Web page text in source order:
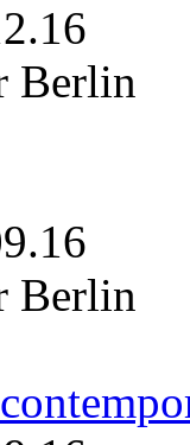
Berlin
Berlin